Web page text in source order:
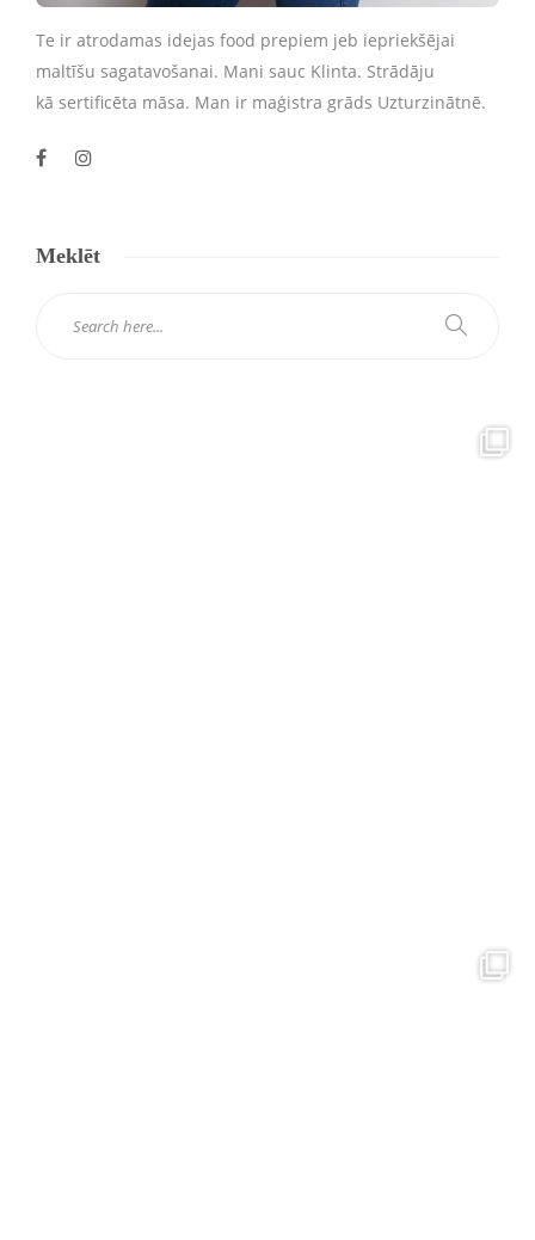
Te ir atrodamas idejas food prepiem jeb iepriekšējai
maltīšu sagatavošanai. Mani sauc Klinta. Strādāju
kā sertificēta māsa. Man ir maģistra grāds Uzturzinātnē.
Meklēt